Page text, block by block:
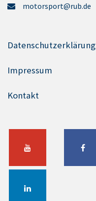
motorsport@rub.de
Datenschutzerklärung
Impressum
Kontakt